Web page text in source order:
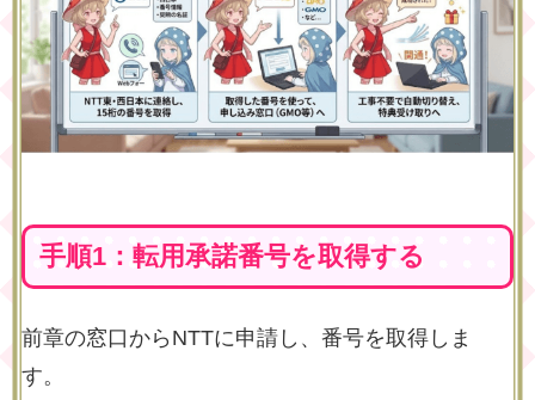
手順1：転用承諾番号を取得する
前章の窓口からNTTに申請し、番号を取得しま
す。